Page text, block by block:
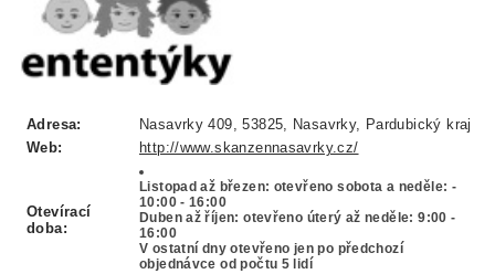
Adresa:
Nasavrky 409, 53825, Nasavrky, Pardubický kraj
Web:
http://www.skanzennasavrky.cz/
Otevírací
doba:
Listopad až březen: otevřeno sobota a neděle: -
10:00 - 16:00
Duben až říjen: otevřeno úterý až neděle: 9:00 -
16:00
V ostatní dny otevřeno jen po předchozí
objednávce od počtu 5 lidí